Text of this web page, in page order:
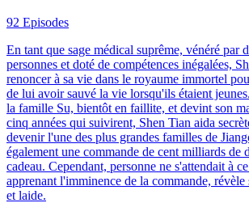
92 Episodes
En tant que sage médical suprême, vénéré par
personnes et doté de compétences inégalées,
renoncer à sa vie dans le royaume immortel
de lui avoir sauvé la vie lorsqu'ils étaient
la famille Su, bientôt en faillite, et devint son
cinq années qui suivirent, Shen Tian aida
devenir l'une des plus grandes familles de
également une commande de cent milliards de
cadeau. Cependant, personne ne s'attendait à
apprenant l'imminence de la commande, révèle
et laide.